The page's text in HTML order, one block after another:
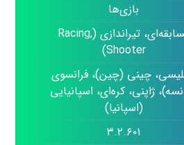
بازی‌ها
مسابقه‌ای، تیراندازی (Racing,
Shooter)
چینی (چین)، فرانسوی
ژاپنی، کره‌ای، اسپانیایی
(اسپانیا)
۳.۲.۶۰۱